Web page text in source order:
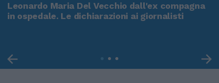
Leonardo Maria Del Vecchio dall'ex compagna
in ospedale. Le dichiarazioni ai giornalisti